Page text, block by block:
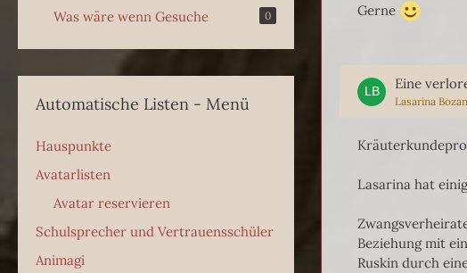
Was wäre wenn Gesuche 0
Automatische Listen - Menü
Hauspunkte
Avatarlisten
Avatar reservieren
Schulsprecher und Vertrauensschüler
Animagi
Gerne
Eine
Lasarina
Lasarina hat
Beziehung mit
Ruskin durch